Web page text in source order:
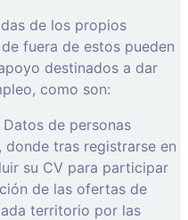
de los propios
fuera de estos pueden
destinados a dar
como son:
de personas
donde tras registrarse en
su CV para participar
de las ofertas de
territorio por las